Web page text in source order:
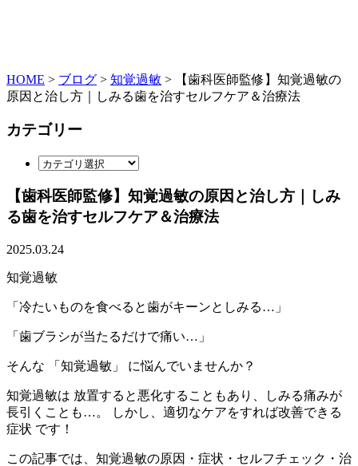
HOME > ブログ > 知覚過敏 >
【歯科医師監修】知覚過敏の
原因と治し方｜しみる歯を治すセルフケア＆治療法
カテゴリー
【歯科医師監修】知覚過敏の原因と治し方｜しみ
る歯を治すセルフケア＆治療法
2025.03.24
知覚過敏
「冷たいものを食べると歯がキーンとしみる…」
「歯ブラシが当たるだけで痛い…」
そんな 「知覚過敏」 に悩んでいませんか？
知覚過敏は 放置すると悪化することもあり、しみる痛みが
長引くことも…。
しかし、 適切なケアをすれば改善できる
症状 です！
この記事では、 知覚過敏の原因・症状・セルフチェック・治